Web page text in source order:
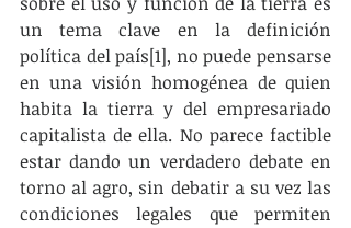
un tema clave en la definición
política del país[1], no puede pensarse
en una visión homogénea de quien
habita la tierra y del empresariado
capitalista de ella. No parece factible
estar dando un verdadero debate en
torno al agro, sin debatir a su vez las
condiciones legales que permiten